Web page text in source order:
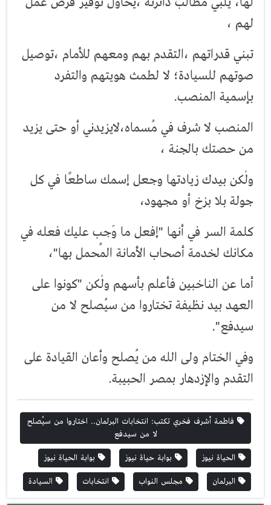
لهم ،
تبني قدراتهم ،التقدم بهم ومعهم للأمام ،توصيل
صوتهم للسيادة؛ لا لطمث هويتهم والتفرد
بإسمية المنصب.
المنصب لا شرف في مُسماه،لايزيدني أو حتى يزيد
من حصتك بالجنة ،
ولٰكن بيدك زيادتها وجعل إسمك ساطعًا في كل
جولة بلا بزخ أو مجهود،
كلمة السر في أنها "إفعل ما وَجب عليك فعله في
مكانك لخدمة أصحاب الأمانة المُحمل بها"،
أما عن الناخبين فأعلم بأسهم ولٰكن "كونوا على
العهد بيد نظيفة تختاروا من سيُصلح لا من
سيدفع".
وفي الختام ولى الله من يُصلح وأعان القيادة على
التقدم والإزدهار بمصر الحبيبة.
فاطمة أشرف فخري تكتب: انتخابات البرلمان.. اختاروا من سيُصلح
لا من سيدفع
الحياة نيوز
بوابة حياة نيوز
بوابة الحياة نيوز
البرلمان
مجلس النواب انتخابات السيادة